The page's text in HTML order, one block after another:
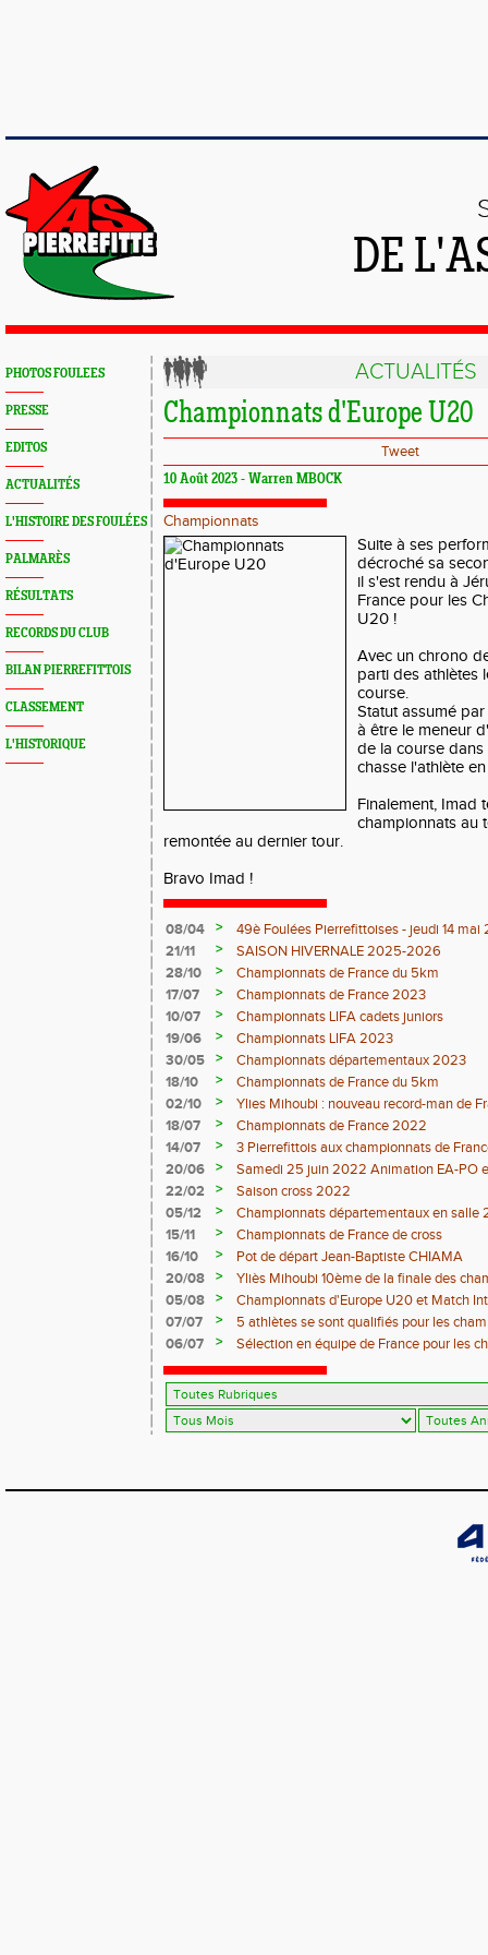
DE
PHOTOS FOULEES
PRESSE
EDITOS
ACTUALITÉS
L'HISTOIRE DES FOULÉES
PALMARÈS
RÉSULTATS
RECORDS DU CLUB
BILAN PIERREFITTOIS
CLASSEMENT
L'HISTORIQUE
ACTUALITÉS
Championnats d'Europe U20
Tweet
10 Août 2023 - Warren MBOCK
Championnats
Suite à ses
décroché sa
il s'est rendu à
France pour les
U20 !
Avec un chrono
parti des athlètes
course.
Statut assumé
à être le meneur
de la course
chasse l'athlète
Finalement, Imad
championnats au
remontée au dernier tour.
Bravo Imad !
08/04 >
49è Foulées Pierrefittoises - jeudi 14
21/11
>
SAISON HIVERNALE 2025-2026
28/10
>
Championnats de France du 5km
17/07
>
Championnats de France 2023
10/07
>
Championnats LIFA cadets juniors
19/06
>
Championnats LIFA 2023
30/05
>
Championnats départementaux 2023
18/10
>
Championnats de France du 5km
02/10
>
Ylies Mihoubi : nouveau record-man de
18/07
>
Championnats de France 2022
14/07
>
3 Pierrefittois aux championnats de
20/06
>
Samedi 25 juin 2022 Animation EA-PO
22/02
>
Saison cross 2022
05/12
>
Championnats départementaux en salle
15/11
>
Championnats de France de cross
16/10
>
Pot de départ Jean-Baptiste CHIAMA
20/08
>
Yliès Mihoubi 10ème de la finale des
05/08
>
Championnats d'Europe U20 et Match
07/07
>
5 athlètes se sont qualifiés pour les
Juniors à Evry-Bondoufle du 9 Juillet au
06/07 >
Sélection en équipe de France pour les